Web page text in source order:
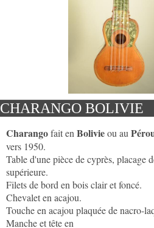
CHARANGO BOLIVIE
Charangofait en Bolivieou au
vers 1950.
Table d'une pièce de cyprès, placage
supérieure.
Filets de bord en bois clair et foncé.
Chevalet en acajou.
Touche en acajou plaquée de nacro-
Manche et tête en